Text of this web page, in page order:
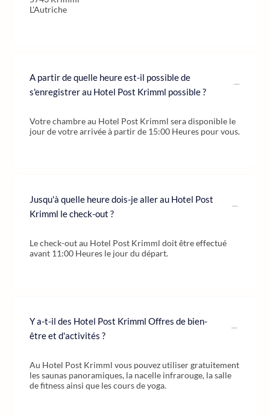
L'Autriche
A partir de quelle heure est-il possible de
s'enregistrer au Hotel Post Krimml possible ?
Votre chambre au Hotel Post Krimml sera disponible le
jour de votre arrivée à partir de 15:00 Heures pour vous.
Jusqu'à quelle heure dois-je aller au Hotel Post
Krimml le check-out ?
Le check-out au Hotel Post Krimml doit être effectué
avant 11:00 Heures le jour du départ.
Y a-t-il des Hotel Post Krimml Offres de bien-
être et d'activités ?
Au Hotel Post Krimml vous pouvez utiliser gratuitement
les saunas panoramiques, la nacelle infrarouge, la salle
de fitness ainsi que les cours de yoga.